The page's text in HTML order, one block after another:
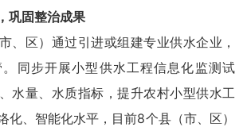
巩固整治成果
、区）通过引进或组建专业供水企业，
同步开展小型供水工程信息化监测试
水量、水质指标，提升农村小型供水工
化、智能化水平，目前8个县（市、区）